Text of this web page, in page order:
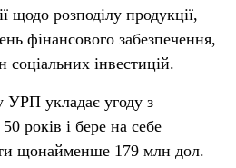
щодо розподілу продукції,
фінансового забезпечення,
соціальних інвестицій.
УРП укладає угоду з
років і бере на себе
щонайменше 179 млн дол.